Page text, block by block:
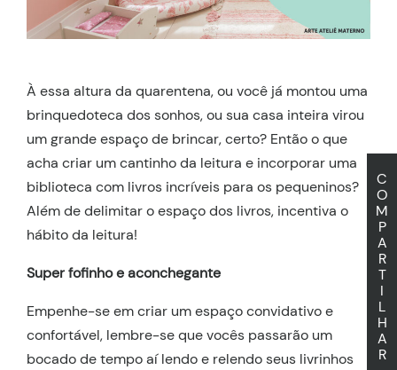
C
O
M
P
A
R
T
I
L
H
A
R
À essa altura da quarentena, ou você já montou uma
brinquedoteca dos sonhos, ou sua casa inteira virou
um grande espaço de brincar, certo? Então o que
acha criar um cantinho da leitura e incorporar uma
biblioteca com livros incríveis para os pequeninos?
Além de delimitar o espaço dos livros, incentiva o
hábito da leitura!
Super fofinho e aconchegante
Empenhe-se em criar um espaço convidativo e
confortável, lembre-se que vocês passarão um
bocado de tempo aí lendo e relendo seus livrinhos